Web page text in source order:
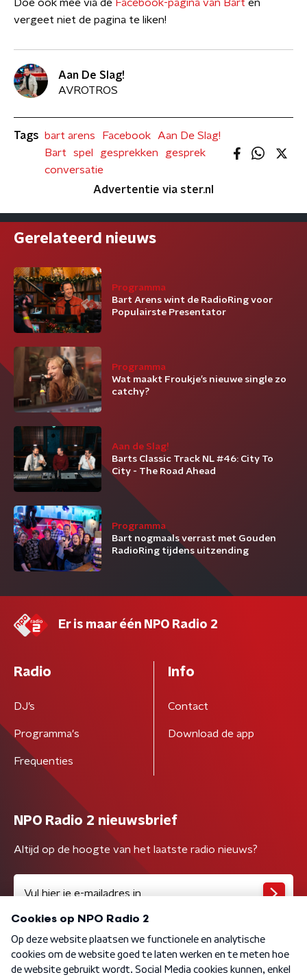
Doe ook mee via de Facebook-pagina van Bart en
vergeet niet de pagina te liken!
Aan De Slag!
AVROTROS
Tags bart arens Facebook
Aan De Slag!
Bart
spel gesprekken
gesprek
conversatie
Advertentie via ster.nl
Gerelateerd nieuws
Programma
Bart Arens wint de RadioRing voor
Populairste Presentator
Programma
Wat maakt Froukje’s nieuwe single zo
catchy?
Aan de Slag!
Barts Classic Track NL #46: City To
City - The Road Ahead
Programma
Bart nogmaals verrast met Gouden
RadioRing tijdens uitzending
Er is maar één NPO Radio 2
Radio
DJ’s
Programma's
Frequenties
Info
Contact
Download de app
NPO Radio 2 nieuwsbrief
Altijd op de hoogte van het laatste radio nieuws?